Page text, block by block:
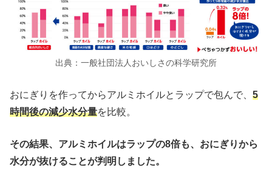
出典：一般社団法人おいしさの科学研究所
おにぎりを作ってからアルミホイルとラップで包んで、 5
時間後の減少水分量を比較。
その結果、アルミホイルはラップの8倍も、おにぎりから
水分が抜けることが判明しました。